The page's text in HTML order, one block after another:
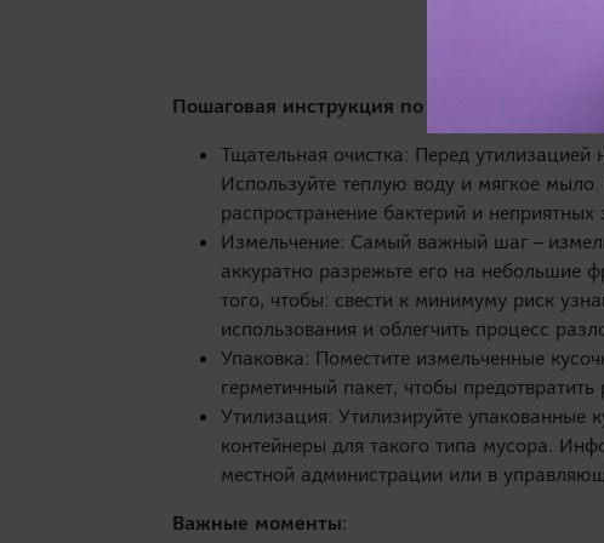
Пошаговая инструкция по утилизации
Тщательная очистка: Перед утилизацией
Используйте теплую воду и мягкое
распространение бактерий и неприятных
Измельчение: Самый важный шаг –
аккуратно разрежьте его на
того, чтобы: свести к минимуму риск
использования и облегчить процесс
Упаковка: Поместите измельченные
герметичный пакет, чтобы
Утилизация: Утилизируйте упакованные
контейнеры для такого типа мусора.
местной администрации или в
Важные моменты: